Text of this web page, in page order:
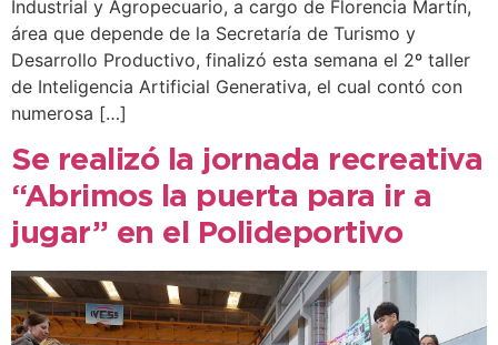
Industrial y Agropecuario, a cargo de Florencia Martín,
área que depende de la Secretaría de Turismo y
Desarrollo Productivo, finalizó esta semana el 2º taller
de Inteligencia Artificial Generativa, el cual contó con
numerosa […]
Se realizó la jornada recreativa
“Abrimos la puerta para ir a
jugar” en el Polideportivo